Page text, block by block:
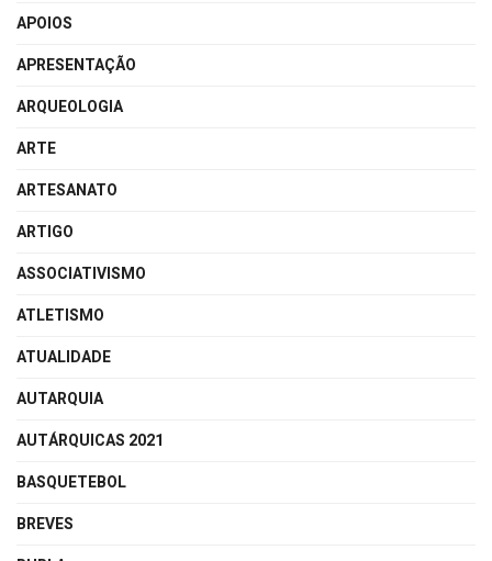
APOIOS
APRESENTAÇÃO
ARQUEOLOGIA
ARTE
ARTESANATO
ARTIGO
ASSOCIATIVISMO
ATLETISMO
ATUALIDADE
AUTARQUIA
AUTÁRQUICAS 2021
BASQUETEBOL
BREVES